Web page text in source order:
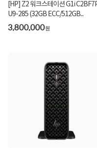
[HP] Z2 워크스테이션 G1i
U9-285 (32GB ECC/512GB...
3,800,000원